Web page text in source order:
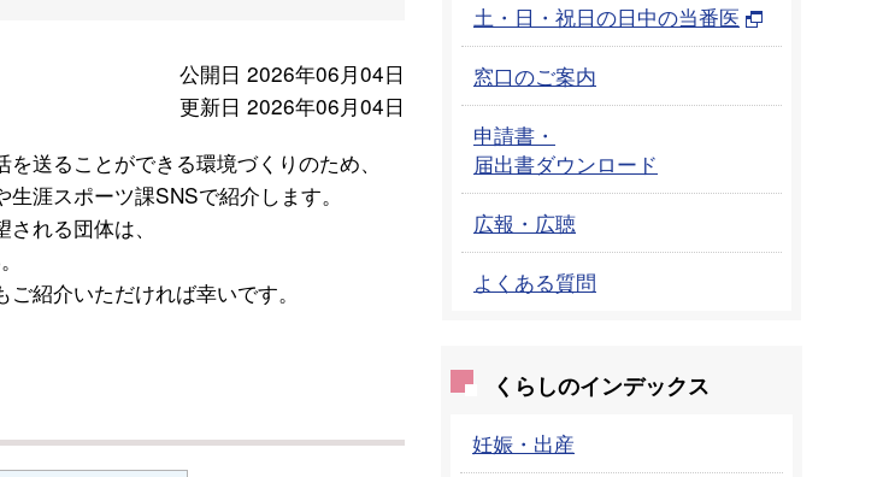
公開日 2026年06月04日
更新日 2026年06月04日
送ることができる環境づくりのため、
涯スポーツ課SNSで紹介します。
れる団体は、
紹介いただければ幸いです。
土・日・祝日の日中の当番医
窓口のご案内
申請書・
届出書ダウンロード
広報・広聴
よくある質問
くらしのインデックス
妊娠・出産